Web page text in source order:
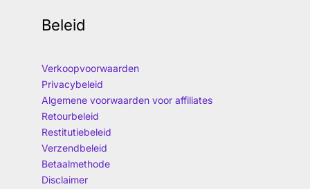
Beleid
Verkoopvoorwaarden
Privacybeleid
Algemene voorwaarden voor affiliates
Retourbeleid
Restitutiebeleid
Verzendbeleid
Betaalmethode
Disclaimer